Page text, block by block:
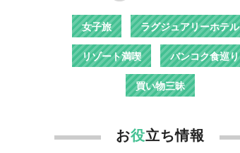
女子旅 ラグジュアリーホテル
リゾート満喫 バンコク食巡り
買い物三昧
お役立ち情報